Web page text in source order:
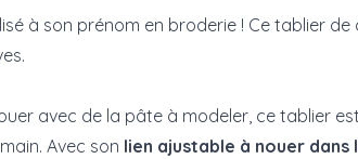
à son prénom en broderie ! Ce tablier
avec de la pâte à modeler, ce tablier
Avec son lien ajustable à nouer dans